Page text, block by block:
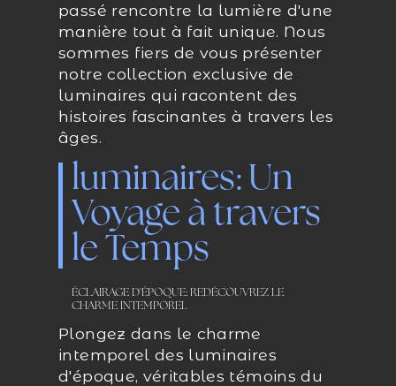
passé rencontre la lumière d'une
manière tout à fait unique. Nous
sommes fiers de vous présenter
notre collection exclusive de
luminaires qui racontent des
histoires fascinantes à travers les
âges.
luminaires: Un
Voyage à travers
le Temps
ÉCLAIRAGE D'ÉPOQUE: REDÉCOUVREZ LE
CHARME INTEMPOREL
Plongez dans le charme
intemporel des luminaires
d'époque, véritables témoins du